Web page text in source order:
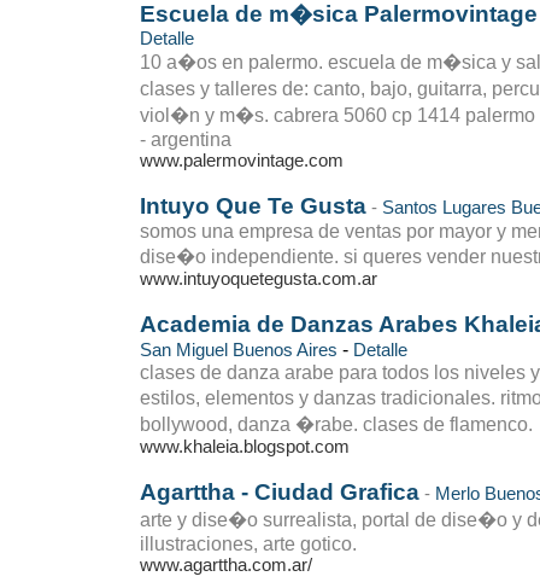
Escuela de m�sica Palermovintage
Detalle
10 a�os en palermo. escuela de m�sica y
clases y talleres de: canto, bajo, guitarra,
viol�n y m�s. cabrera 5060 cp 1414 palermo
- argentina
www.palermovintage.com
Intuyo Que Te Gusta - Santos Lugares
somos una empresa de ventas por mayor y
dise�o independiente. si queres vender
www.intuyoquetegusta.com.ar
Academia de Danzas Arabes
San Miguel Buenos Aires - Detalle
clases de danza arabe para todos los niveles
estilos, elementos y danzas tradicionales.
bollywood, danza �rabe. clases de flamenco.
www.khaleia.blogspot.com
Agarttha - Ciudad Grafica - Merlo
arte y dise�o surrealista, portal de dise�o y
illustraciones, arte gotico.
www.agarttha.com.ar/